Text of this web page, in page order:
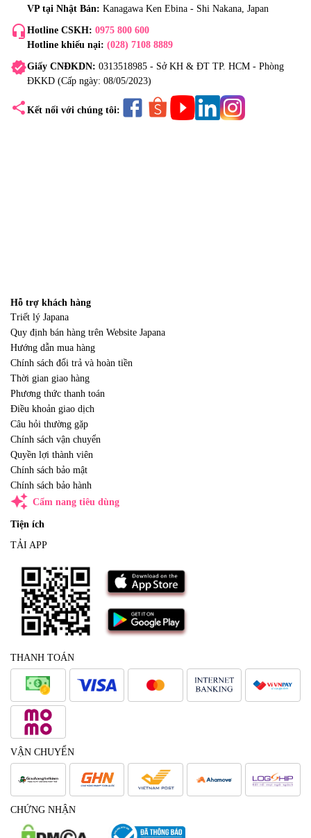
VP tại Nhật Bản: Kanagawa Ken Ebina - Shi Nakana, Japan
headset_mic Hotline CSKH: 0975 800 600
Hotline khiếu nại: (028) 7108 8889
verifiedGiấy CNĐKDN: 0313518985 - Sở KH & ĐT TP. HCM - Phòng
ĐKKD (Cấp ngày: 08/05/2023)
share Kết nối với chúng tôi:
Hỗ trợ khách hàng
Triết lý Japana
Quy định bán hàng trên Website Japana
Hướng dẫn mua hàng
Chính sách đổi trả và hoàn tiền
Thời gian giao hàng
Phương thức thanh toán
Điều khoản giao dịch
Câu hỏi thường gặp
Chính sách vận chuyển
Quyền lợi thành viên
Chính sách bảo mật
Chính sách bảo hành
auto_awesome Cẩm nang tiêu dùng
Tiện ích
TẢI APP
THANH TOÁN
VẬN CHUYỂN
CHỨNG NHẬN